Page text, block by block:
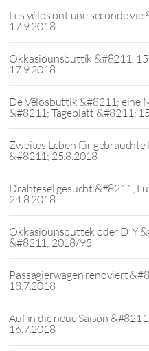
Les vélos ont une seconde
17.9.2018
Okkasiounsbuttik &#8211;
17.9.2018
De Vëlosbuttik &#8211; eine
&#8211; Tageblatt &#8211;
Zweites Leben für
&#8211; 25.8.2018
Drahtesel gesucht &#8211;
24.8.2018
Okkasiounsbuttek oder DIY
&#8211; 2018/95
Passagierwagen renoviert
18.7.2018
Auf in die neue Saison
16.7.2018